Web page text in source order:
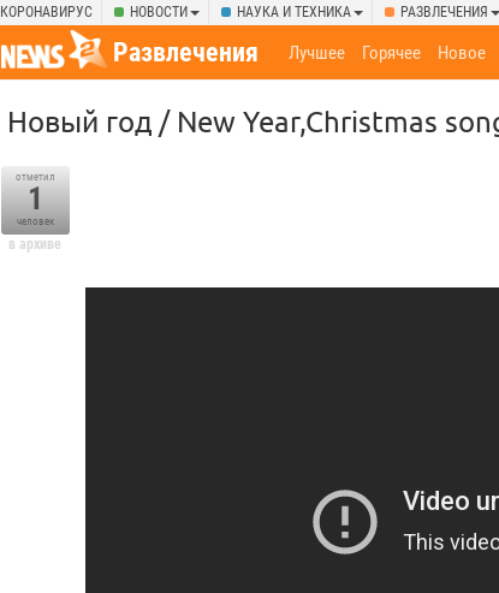
КОРОНАВИРУС НОВОСТИ НАУКА И ТЕХНИКА РАЗВЛЕЧЕНИЯ
Развлечения Лучшее Горячее Новое
Новый год / New Year,Christmas
отметил
1
человек
в архиве